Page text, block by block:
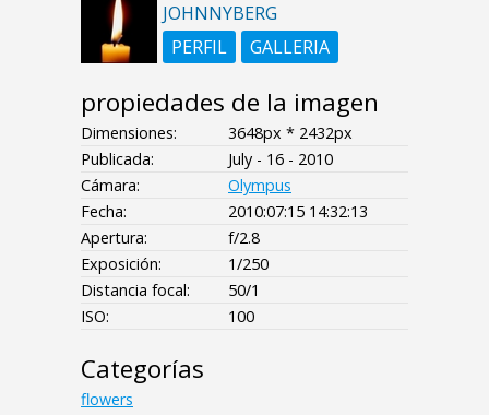
JOHNNYBERG
PERFIL
GALLERIA
propiedades de la imagen
Dimensiones:
3648px * 2432px
Publicada:
July - 16 - 2010
Cámara:
Olympus
Fecha:
2010:07:15 14:32:13
Apertura:
f/2.8
Exposición:
1/250
Distancia focal:
50/1
ISO:
100
Categorías
flowers